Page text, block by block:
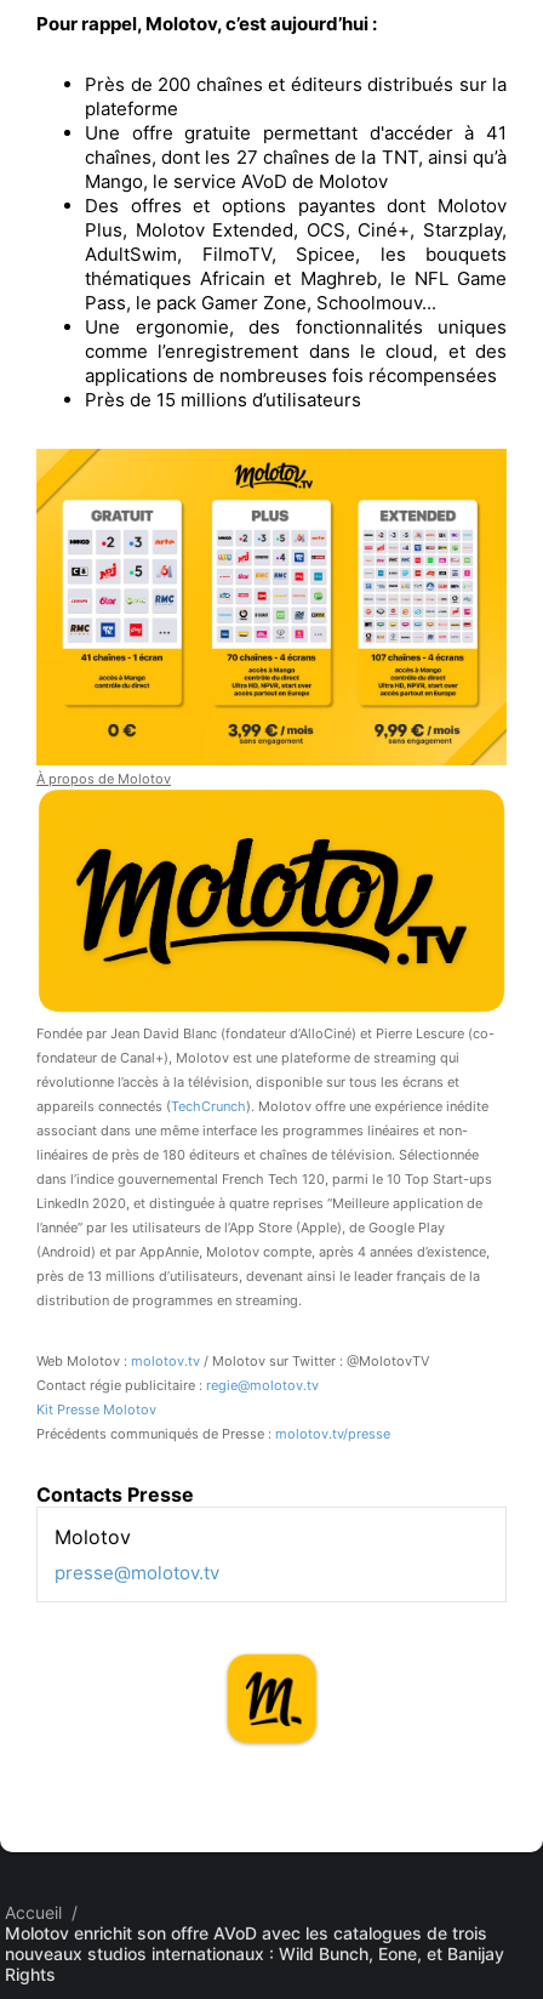
Pour rappel, Molotov, c’est aujourd’hui :
Près de 200 chaînes et éditeurs distribués sur la
plateforme
Une offre gratuite permettant d'accéder à 41
chaînes, dont les 27 chaînes de la TNT, ainsi qu’à
Mango, le service AVoD de Molotov
Des offres et options payantes dont Molotov
Plus, Molotov Extended, OCS, Ciné+, Starzplay,
AdultSwim, FilmoTV, Spicee, les bouquets
thématiques Africain et Maghreb, le NFL Game
Pass, le pack Gamer Zone, Schoolmouv...
Une ergonomie, des fonctionnalités uniques
comme l’enregistrement dans le cloud, et des
applications de nombreuses fois récompensées
Près de 15 millions d’utilisateurs
À propos de Molotov
Fondée par Jean David Blanc (fondateur d’AlloCiné) et Pierre Lescure (co-
fondateur de Canal+), Molotov est une plateforme de streaming qui
révolutionne l’accès à la télévision, disponible sur tous les écrans et
appareils connectés (TechCrunch). Molotov offre une expérience inédite
associant dans une même interface les programmes linéaires et non-
linéaires de près de 180 éditeurs et chaînes de télévision. Sélectionnée
dans l’indice gouvernemental French Tech 120, parmi le 10 Top Start-ups
LinkedIn 2020, et distinguée à quatre reprises ‘‘Meilleure application de
l’année’’ par les utilisateurs de l’App Store (Apple), de Google Play
(Android) et par AppAnnie, Molotov compte, après 4 années d’existence,
près de 13 millions d’utilisateurs, devenant ainsi le leader français de la
distribution de programmes en streaming.
Web Molotov : molotov.tv / Molotov sur Twitter : @MolotovTV
Contact régie publicitaire : regie@molotov.tv
Kit Presse Molotov
Précédents communiqués de Presse : molotov.tv/presse
Contacts Presse
Molotov
presse@molotov.tv
Accueil /
Molotov enrichit son offre AVoD avec les catalogues de trois
nouveaux studios internationaux : Wild Bunch, Eone, et Banijay
Rights